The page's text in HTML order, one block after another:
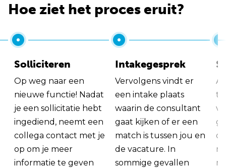
Hoe ziet het proces eruit?
Solliciteren
Op weg naar een
nieuwe functie! Nadat
je een sollicitatie hebt
ingediend, neemt een
collega contact met je
op om je meer
informatie te geven
Intakegesprek
Vervolgens vindt er
een intake plaats
waarin de consultant
gaat kijken of er een
match is tussen jou en
de vacature. In
sommige gevallen